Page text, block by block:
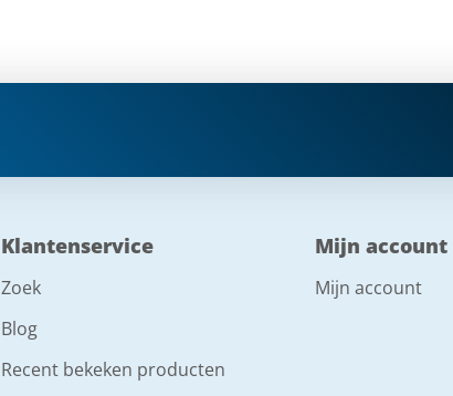
Klantenservice
Zoek
Blog
Recent bekeken producten
Mijn account
Mijn account